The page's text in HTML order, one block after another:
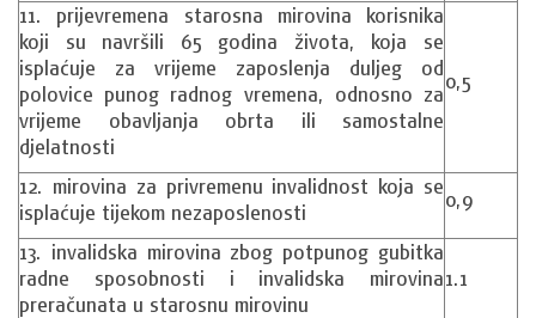
11. prijevremena starosna mirovina korisnika
koji su navršili 65 godina života, koja se
isplaćuje za vrijeme zaposlenja duljeg od
polovice punog radnog vremena, odnosno za
vrijeme obavljanja obrta ili samostalne
djelatnosti
0,5
12. mirovina za privremenu invalidnost koja se
isplaćuje tijekom nezaposlenosti
0,9
13. invalidska mirovina zbog potpunog gubitka
radne sposobnosti i invalidska mirovina
preračunata u starosnu mirovinu
1.1